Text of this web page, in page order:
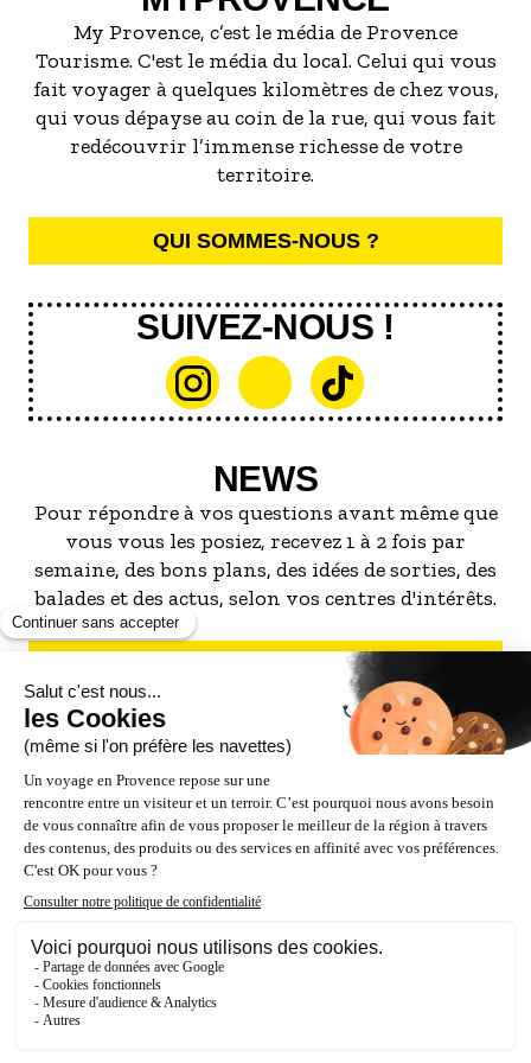
My Provence, c’est le média de Provence
Tourisme. C'est le média du local. Celui qui vous
fait voyager à quelques kilomètres de chez vous,
qui vous dépayse au coin de la rue, qui vous fait
redécouvrir l’immense richesse de votre
territoire.
QUI SOMMES-NOUS ?
SUIVEZ-NOUS !
NEWS
Pour répondre à vos questions avant même que
vous vous les posiez, recevez 1 à 2 fois par
semaine, des bons plans, des idées de sorties, des
balades et des actus, selon vos centres d'intérêts.
S'INSCRIRE À LA NEWSLETTER
NOS PARTENAIRES
ESPACE PRO / PRESSE